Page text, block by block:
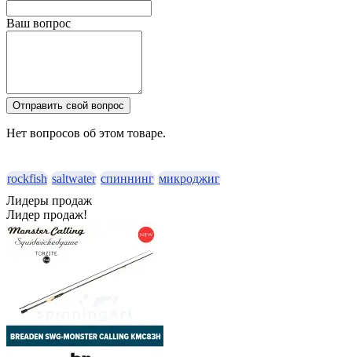
Ваш вопрос
Отправить свой вопрос
Нет вопросов об этом товаре.
rockfish saltwater спиннинг микроджиг
Лидеры продаж
Лидер продаж!